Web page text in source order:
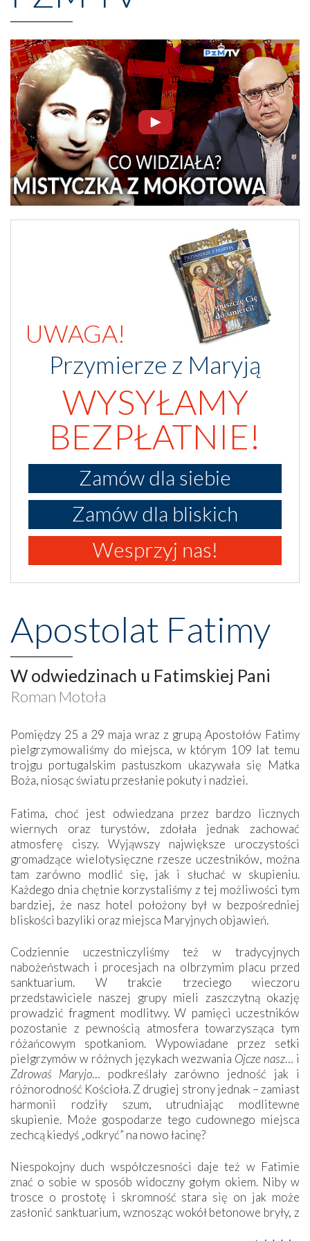
UWAGA!
Przymierze z Maryją
WYSYŁAMY
BEZPŁATNIE!
Zamów dla siebie
Zamów dla bliskich
Wesprzyj nas!
Apostolat Fatimy
W odwiedzinach u Fatimskiej Pani
Roman Motoła
Pomiędzy 25 a 29 maja wraz z grupą Apostołów Fatimy
pielgrzymowaliśmy do miejsca, w którym 109 lat temu
trojgu portugalskim pastuszkom ukazywała się Matka
Boża, niosąc światu przesłanie pokuty i nadziei.
Fatima, choć jest odwiedzana przez bardzo licznych
wiernych oraz turystów, zdołała jednak zachować
atmosferę ciszy. Wyjąwszy największe uroczystości
gromadzące wielotysięczne rzesze uczestników, można
tam zarówno modlić się, jak i słuchać w skupieniu.
Każdego dnia chętnie korzystaliśmy z tej możliwości tym
bardziej, że nasz hotel położony był w bezpośredniej
bliskości bazyliki oraz miejsca Maryjnych objawień.
Codziennie uczestniczyliśmy też w tradycyjnych
nabożeństwach i procesjach na olbrzymim placu przed
sanktuarium. W trakcie trzeciego wieczoru
przedstawiciele naszej grupy mieli zaszczytną okazję
prowadzić fragment modlitwy. W pamięci uczestników
pozostanie z pewnością atmosfera towarzysząca tym
różańcowym spotkaniom. Wypowiadane przez setki
pielgrzymów w różnych językach wezwania Ojcze nasz… i
Zdrowaś Maryjo… podkreślały zarówno jedność jak i
różnorodność Kościoła. Z drugiej strony jednak – zamiast
harmonii rodziły szum, utrudniając modlitewne
skupienie. Może gospodarze tego cudownego miejsca
zechcą kiedyś „odkryć” na nowo łacinę?
Niespokojny duch współczesności daje też w Fatimie
znać o sobie w sposób widoczny gołym okiem. Niby w
trosce o prostotę i skromność stara się on jak może
zasłonić sanktuarium, wznosząc wokół betonowe bryły, z